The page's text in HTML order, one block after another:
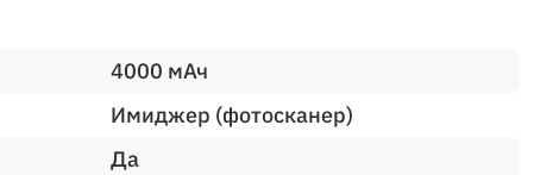
4000 мАч
Имиджер (фотосканер)
Да